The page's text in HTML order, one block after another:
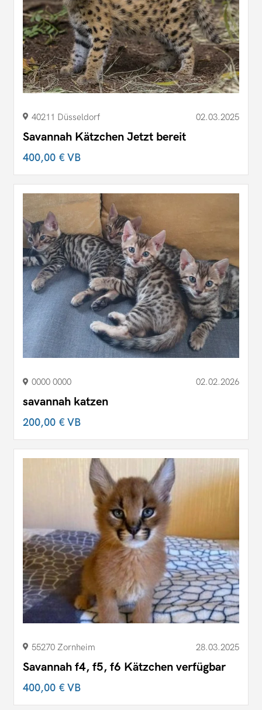
40211 Düsseldorf 02.03.2025
Savannah Kätzchen Jetzt bereit
400,00 €VB
0000 0000 02.02.2026
savannah katzen
200,00 €VB
55270 Zornheim 28.03.2025
Savannah f4, f5, f6 Kätzchen verfügbar
400,00 €VB